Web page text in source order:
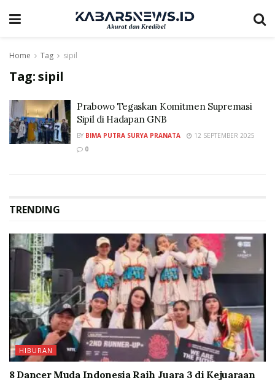
Home Tag sipil
Tag:sipil
Prabowo Tegaskan Komitmen Supremasi
Sipil di Hadapan GNB
BY BIMA PUTRA SURYA PRANATA
12 SEPTEMBER 2025
0
TRENDING
HIBURAN
8 Dancer Muda Indonesia Raih Juara 3 di Kejuaraan